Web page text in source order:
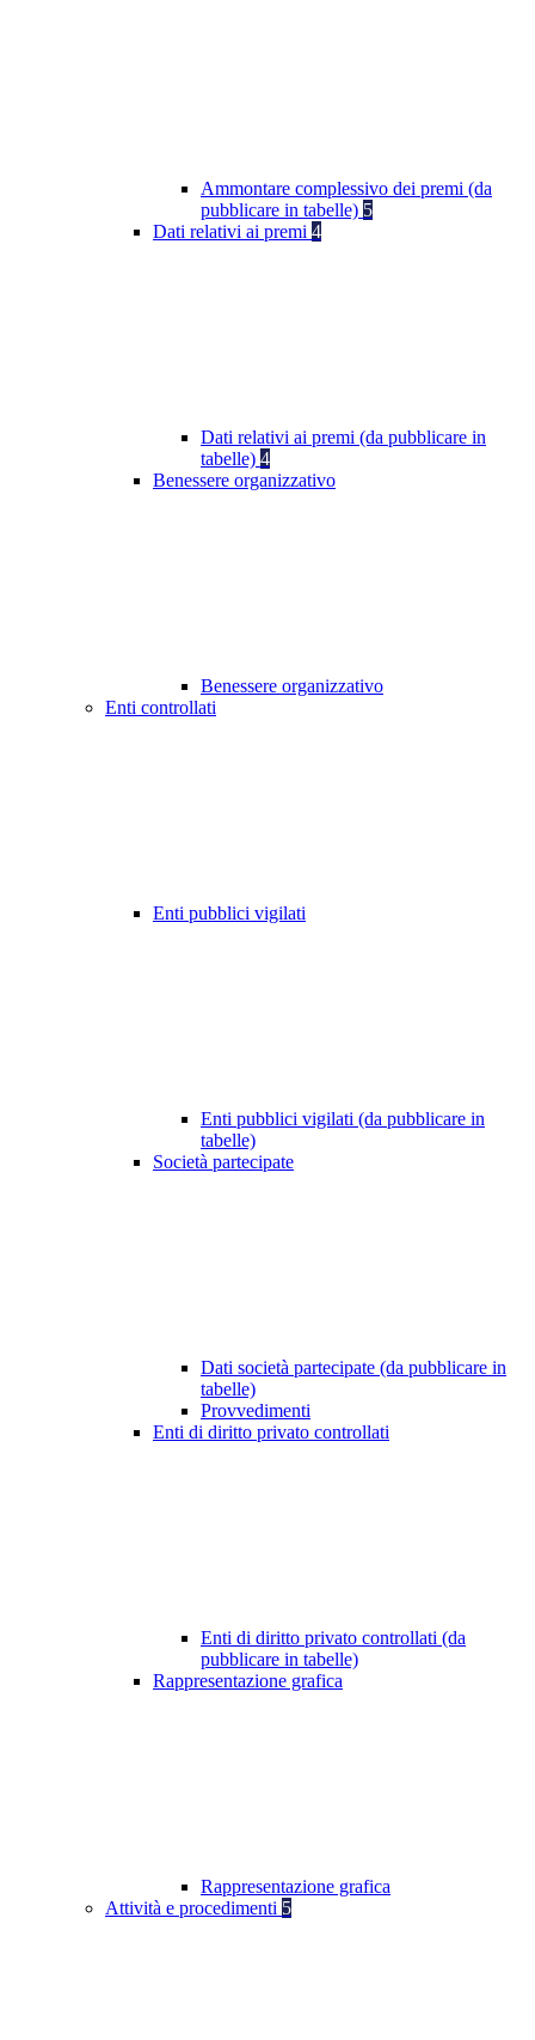
Ammontare complessivo dei premi (da
pubblicare in tabelle) 5
Dati relativi ai premi 4
Dati relativi ai premi (da pubblicare in
tabelle) 4
Benessere organizzativo
Benessere organizzativo
Enti controllati
Enti pubblici vigilati
Enti pubblici vigilati (da pubblicare in
tabelle)
Società partecipate
Dati società partecipate (da pubblicare in
tabelle)
Provvedimenti
Enti di diritto privato controllati
Enti di diritto privato controllati (da
pubblicare in tabelle)
Rappresentazione grafica
Rappresentazione grafica
Attività e procedimenti 5